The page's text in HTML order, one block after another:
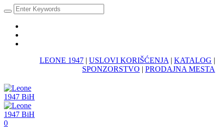
LEONE 1947 | USLOVI KORIŠĆENJA | KATALOG |
SPONZORSTVO | PRODAJNA MESTA
0